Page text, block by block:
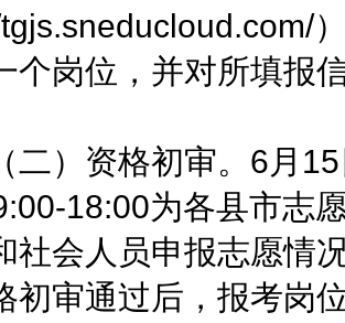
个岗位，并对所填报
资格初审。6月15
18:00为各县市志
社会人员申报志愿情
初审通过后，报考岗